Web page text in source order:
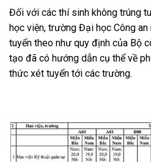
Đối với các thí sinh không trúng
học viện, trường Đại học Công
tuyển theo như quy định của Bộ
tạo đã có hướng dẫn cụ thể về
thức xét tuyển tới các trường.